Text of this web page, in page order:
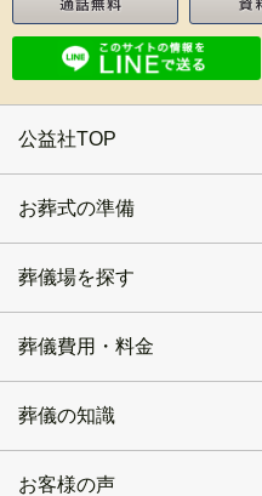
公益社TOP
お葬式の準備
葬儀場を探す
葬儀費用・料金
葬儀の知識
お客様の声